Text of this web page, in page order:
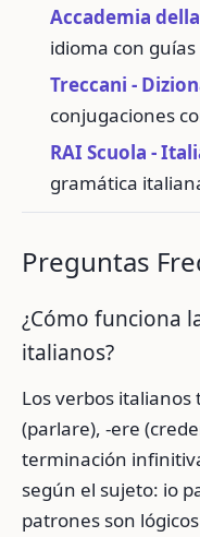
Accademia
idioma con
Treccani -
conjugaciones
RAI Scuola -
gramática
Preguntas
¿Cómo funciona
italianos?
Los verbos
(parlare), -ere
terminación
según el sujeto: io
patrones son